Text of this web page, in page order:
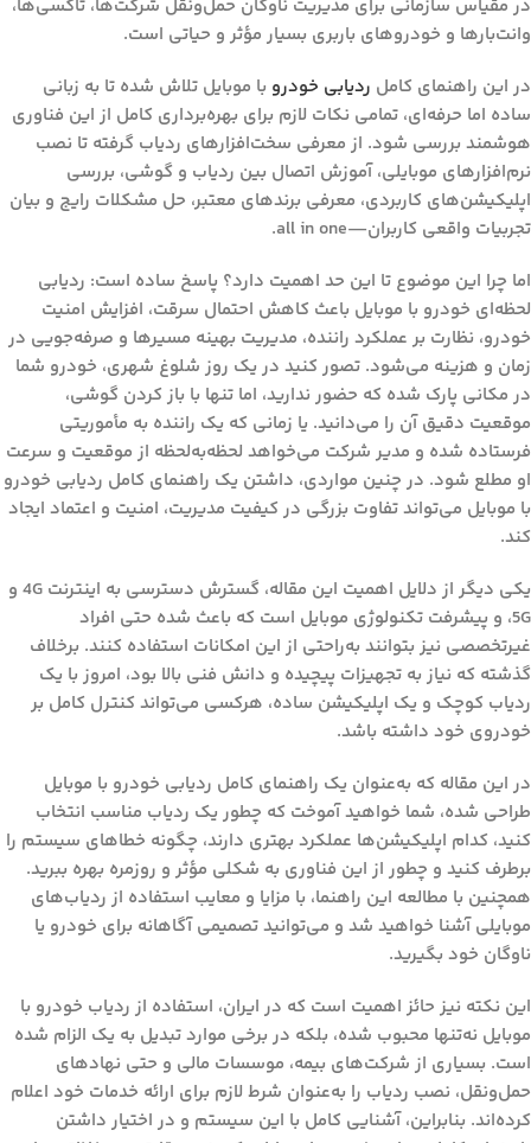
در مقیاس سازمانی برای مدیریت ناوگان حمل‌ونقل شرکت‌ها، تاکسی‌ها،
وانت‌بارها و خودروهای باربری بسیار مؤثر و حیاتی است.
در این راهنمای کامل ردیابی خودرو با موبایل تلاش شده تا به زبانی
ساده اما حرفه‌ای، تمامی نکات لازم برای بهره‌برداری کامل از این فناوری
هوشمند بررسی شود. از معرفی سخت‌افزارهای ردیاب گرفته تا نصب
نرم‌افزارهای موبایلی، آموزش اتصال بین ردیاب و گوشی، بررسی
اپلیکیشن‌های کاربردی، معرفی برندهای معتبر، حل مشکلات رایج و بیان
تجربیات واقعی کاربران—all in one.
اما چرا این موضوع تا این حد اهمیت دارد؟ پاسخ ساده است: ردیابی
لحظه‌ای خودرو با موبایل باعث کاهش احتمال سرقت، افزایش امنیت
خودرو، نظارت بر عملکرد راننده، مدیریت بهینه مسیرها و صرفه‌جویی در
زمان و هزینه می‌شود. تصور کنید در یک روز شلوغ شهری، خودرو شما
در مکانی پارک شده که حضور ندارید، اما تنها با باز کردن گوشی،
موقعیت دقیق آن را می‌دانید. یا زمانی که یک راننده به مأموریتی
فرستاده شده و مدیر شرکت می‌خواهد لحظه‌به‌لحظه از موقعیت و سرعت
او مطلع شود. در چنین مواردی، داشتن یک راهنمای کامل ردیابی خودرو
با موبایل می‌تواند تفاوت بزرگی در کیفیت مدیریت، امنیت و اعتماد ایجاد
کند.
یکی دیگر از دلایل اهمیت این مقاله، گسترش دسترسی به اینترنت 4G و
5G، و پیشرفت تکنولوژی موبایل است که باعث شده حتی افراد
غیرتخصصی نیز بتوانند به‌راحتی از این امکانات استفاده کنند. برخلاف
گذشته که نیاز به تجهیزات پیچیده و دانش فنی بالا بود، امروز با یک
ردیاب کوچک و یک اپلیکیشن ساده، هرکسی می‌تواند کنترل کامل بر
خودروی خود داشته باشد.
در این مقاله که به‌عنوان یک راهنمای کامل ردیابی خودرو با موبایل
طراحی شده، شما خواهید آموخت که چطور یک ردیاب مناسب انتخاب
کنید، کدام اپلیکیشن‌ها عملکرد بهتری دارند، چگونه خطاهای سیستم را
برطرف کنید و چطور از این فناوری به شکلی مؤثر و روزمره بهره ببرید.
همچنین با مطالعه این راهنما، با مزایا و معایب استفاده از ردیاب‌های
موبایلی آشنا خواهید شد و می‌توانید تصمیمی آگاهانه برای خودرو یا
ناوگان خود بگیرید.
این نکته نیز حائز اهمیت است که در ایران، استفاده از ردیاب خودرو با
موبایل نه‌تنها محبوب شده، بلکه در برخی موارد تبدیل به یک الزام شده
است. بسیاری از شرکت‌های بیمه، موسسات مالی و حتی نهادهای
حمل‌ونقل، نصب ردیاب را به‌عنوان شرط لازم برای ارائه خدمات خود اعلام
کرده‌اند. بنابراین، آشنایی کامل با این سیستم و در اختیار داشتن